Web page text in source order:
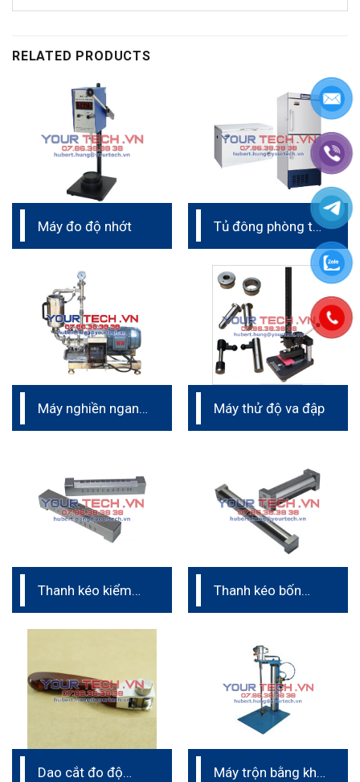
RELATED PRODUCTS
Máy đo độ nhớt
Tủ đông phòng thí
Máy nghiền ngang
Máy thử độ va đập
Thanh kéo kiểm
Thanh kéo bốn
Dao cắt đo độ
Máy trộn bằng khí